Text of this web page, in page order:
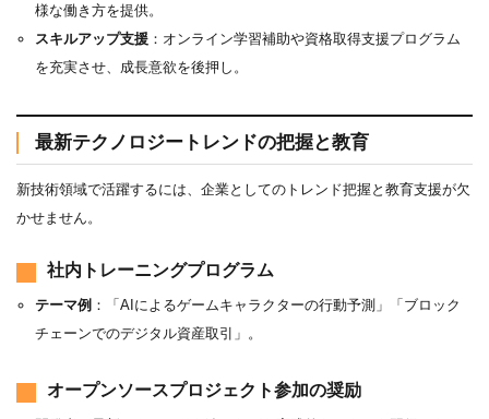
様な働き方を提供。
スキルアップ支援：オンライン学習補助や資格取得支援プログラム
を充実させ、成長意欲を後押し。
最新テクノロジートレンドの把握と教育
新技術領域で活躍するには、企業としてのトレンド把握と教育支援が欠
かせません。
社内トレーニングプログラム
テーマ例：「AIによるゲームキャラクターの行動予測」「ブロック
チェーンでのデジタル資産取引」。
オープンソースプロジェクト参加の奨励